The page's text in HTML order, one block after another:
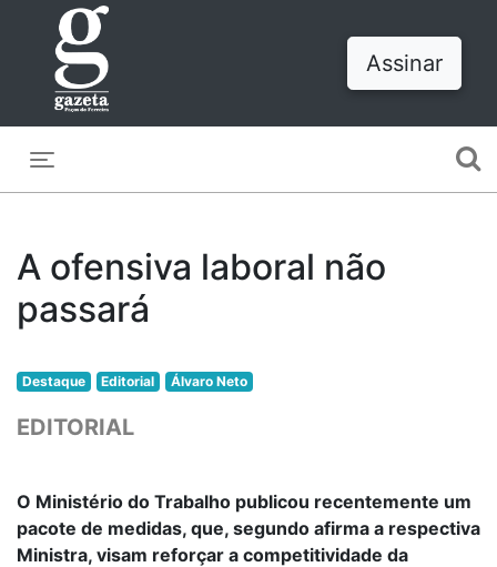
Assinar
A ofensiva laboral não
passará
Destaque Editorial Álvaro Neto
EDITORIAL
O Ministério do Trabalho publicou recentemente um
pacote de medidas, que, segundo afirma a respectiva
Ministra, visam reforçar a competitividade da